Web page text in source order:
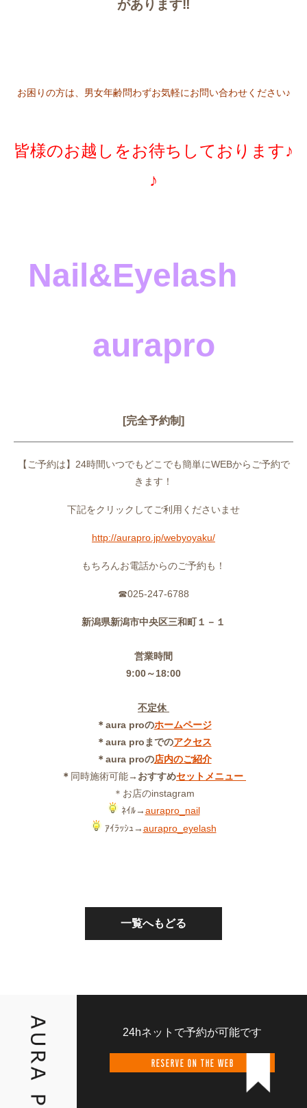
があります‼︎
お困りの方は、男女年齢問わずお気軽にお問い合わせください♪
皆様のお越しをお待ちしております♪
♪
Nail&Eyelash
aurapro
[完全予約制]
【ご予約は】24時間いつでもどこでも簡単にWEBからご予約で
きます！
下記をクリックしてご利用くださいませ
http://aurapro.jp/webyoyaku/
もちろんお電話からのご予約も！
☎025-247-6788
新潟県新潟市中央区三和町１－１
営業時間
9:00～18:00
不定休
＊aura proのホームページ
＊aura proまでのアクセス
＊aura proの店内のご紹介
＊ 同時施術可能→おすすめセットメニュー
＊お店のinstagram
ﾈｲﾙ→aurapro_nail
ｱｲﾗｯｼｭ→aurapro_eyelash
一覧へもどる
24hネットで予約が可能です
RESERVE ON THE WEB